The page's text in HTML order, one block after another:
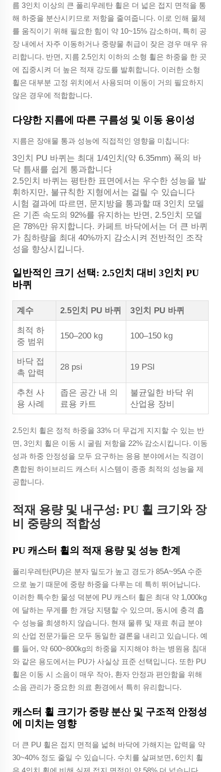
름 3인치 이상의 큰 폴리우레탄 휠은 더 넓은 접지 면적을 통
해 하중을 분산시키므로 저항을 줄여줍니다. 이로 인해 물체
를 움직이기 위해 필요한 힘이 약 10~15% 감소하며, 특히 공
장 내에서 자주 이동하거나 중량물 취급이 잦은 경우 매우 유
리합니다. 반면, 지름 2.5인치 이하의 소형 휠은 하중을 한 곳
에 집중시켜 더 높은 적재 강도를 발휘합니다. 이러한 소형
휠은 대부분 고정 위치에서 사용되며 이동이 거의 필요하지
않은 경우에 적합합니다.
다양한 지름에 따른 구름성 및 이동 용이성
지름은 장애물 통과 성능에 직접적인 영향을 미칩니다:
3인치 PU 바퀴는 최대 1/4인치(약 6.35mm) 폭의 바
닥 틈새를 쉽게 통과합니다
2.5인치 바퀴는 평탄한 표면에서는 우수한 성능을 발
휘하지만, 불규칙한 지형에서는 걸릴 수 있습니다
시험 결과에 따르면, 문지방을 통과할 때 3인치 모델
은 기존 속도의 92%를 유지하는 반면, 2.5인치 모델
은 78%만 유지합니다. 카페트 바닥에서는 더 큰 바퀴
가 침하량을 최대 40%까지 감소시켜 전반적인 조작
성을 향상시킵니다.
일반적인 크기 선택: 2.5인치 대비 3인치 PU
바퀴
계수 2.5인치 PU 바퀴 3인치 PU 바퀴
최적 하
중 범위
150–200 kg 100–150 kg
바닥 접
촉 압력
28 psi 19 PSI
추천 사
용 사례
좁은 공간 내 의
료용 카트
불균일한 바닥 위
산업용 장비
2.5인치 휠은 정적 하중을 33% 더 무겁게 지지할 수 있는 반
면, 3인치 휠은 이동 시 굴림 저항을 22% 감소시킵니다. 이동
성과 하중 안정성을 모두 요구하는 응용 분야에서는 직경이
혼합된 하이브리드 캐스터 시스템이 종종 최적의 성능을 제
공합니다.
적재 용량 및 내구성: PU 휠 크기와 장
비 중량의 적합성
PU 캐스터 휠의 적재 용량 및 성능 한계
폴리우레탄(PU)은 분자 밀도가 높고 경도가 85A~95A 수준
으로 높기 때문에 중량 하중을 다루는 데 특히 뛰어납니다.
이러한 특수한 물성 덕분에 PU 캐스터 휠은 최대 약 1,000kg
에 달하는 무게를 한 개당 지탱할 수 있으며, 동시에 충격 흡
수 성능을 희생하지 않습니다. 현재 물류 및 재료 취급 분야
의 산업 전문가들은 모두 동일한 결론을 내리고 있습니다. 예
를 들어, 약 600~800kg의 하중을 지지해야 하는 병원용 침대
와 같은 용도에서는 PU가 사실상 표준 선택입니다. 또한 PU
휠은 이동 시 소음이 매우 작아, 환자 안정과 편안함을 위해
소음 관리가 중요한 의료 환경에서 특히 유리합니다.
캐스터 휠 크기가 중량 분산 및 구조적 안정성
에 미치는 영향
더 큰 PU 휠은 접지 면적을 넓혀 바닥에 가해지는 압력을 약
30~40% 정도 줄일 수 있습니다. 수치를 살펴보면, 6인치 휠
은 4인치 휠에 비해 실제 접지 면적이 약 58% 더 넓습니다.